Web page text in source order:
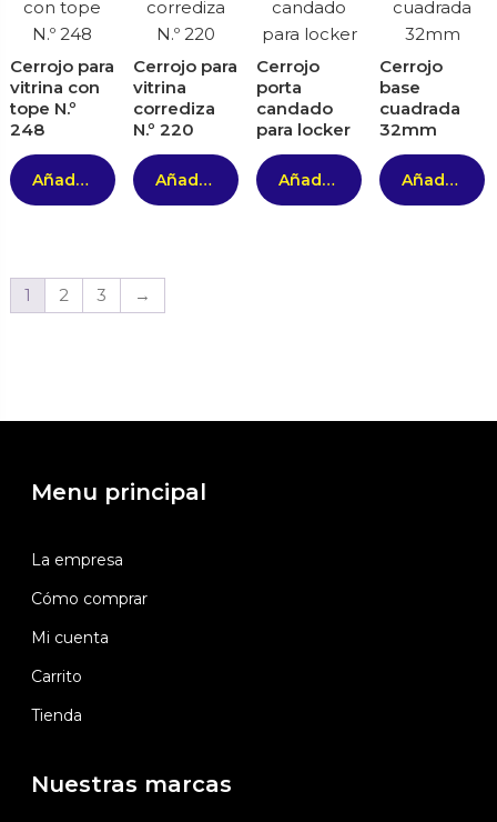
Cerrojo para
vitrina con
tope N.º
248
Añadir al carrito
Cerrojo para
vitrina
corrediza
N.º 220
Añadir al carrito
Cerrojo
porta
candado
para locker
Añadir al carrito
Cerrojo
base
cuadrada
32mm
Añadir al carrito
1 2 3 →
Menu principal
La empresa
Cómo comprar
Mi cuenta
Carrito
Tienda
Nuestras marcas